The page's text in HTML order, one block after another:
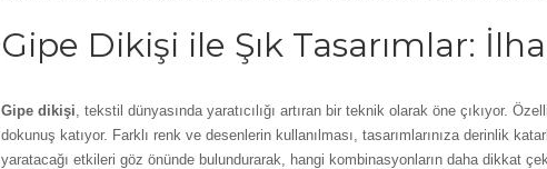
Gipe Dikişi ile Şık Tasarımlar:
Gipe dikişi, tekstil dünyasında yaratıcılığı artıran bir teknik olarak öne çıkıyor.
dokunuş katıyor. Farklı renk ve desenlerin kullanılması, tasarımlarınıza derinlik
yaratacağı etkileri göz önünde bulundurarak, hangi kombinasyonların daha dikkat